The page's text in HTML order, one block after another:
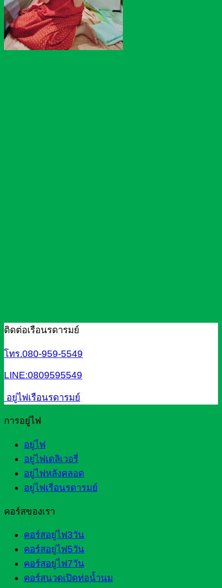
ติดต่อเรือนรดารมย์
โทร.080-959-5549
LINE:0809595549
อยู่ไฟเรือนรดารมย์
การอยู่ไฟ
อยู่ไฟ
อยู่ไฟเดลิเวอรี่
อยู่ไฟหลังคลอด
อยู่ไฟเรือนรดารมย์
คอร์สของเรา
คอร์สอยู่ไฟ3วัน
คอร์สอยู่ไฟ5วัน
คอร์สอยู่ไฟ7วัน
คอร์สนวดเปิดท่อน้ำนม